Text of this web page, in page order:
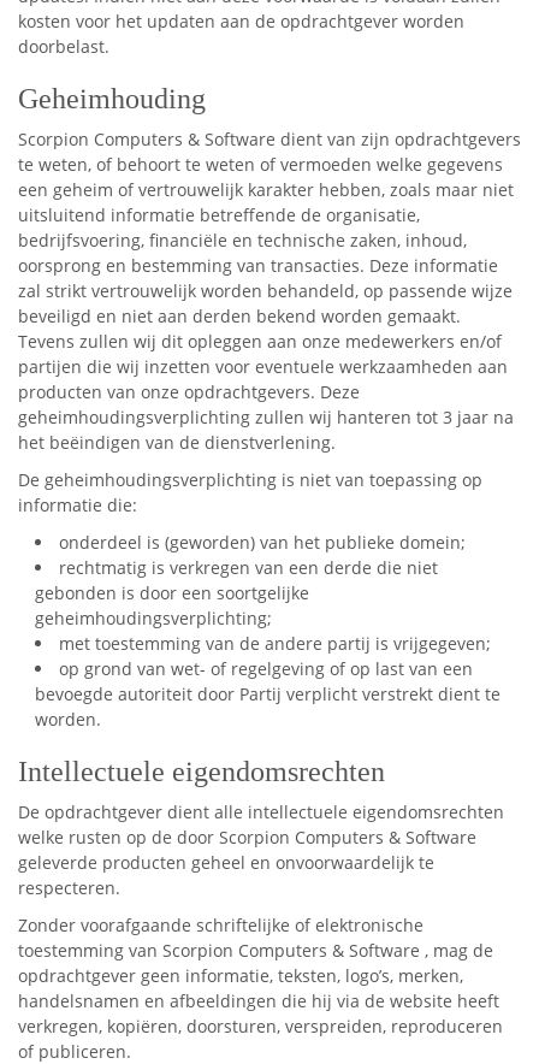
kosten voor het updaten aan de opdrachtgever worden
doorbelast.
Geheimhouding
Scorpion Computers & Software dient van zijn opdrachtgevers
te weten, of behoort te weten of vermoeden welke gegevens
een geheim of vertrouwelijk karakter hebben, zoals maar niet
uitsluitend informatie betreffende de organisatie,
bedrijfsvoering, financiële en technische zaken, inhoud,
oorsprong en bestemming van transacties. Deze informatie
zal strikt vertrouwelijk worden behandeld, op passende wijze
beveiligd en niet aan derden bekend worden gemaakt.
Tevens zullen wij dit opleggen aan onze medewerkers en/of
partijen die wij inzetten voor eventuele werkzaamheden aan
producten van onze opdrachtgevers. Deze
geheimhoudingsverplichting zullen wij hanteren tot 3 jaar na
het beëindigen van de dienstverlening.
De geheimhoudingsverplichting is niet van toepassing op
informatie die:
onderdeel is (geworden) van het publieke domein;
rechtmatig is verkregen van een derde die niet
gebonden is door een soortgelijke
geheimhoudingsverplichting;
met toestemming van de andere partij is vrijgegeven;
op grond van wet- of regelgeving of op last van een
bevoegde autoriteit door Partij verplicht verstrekt dient te
worden.
Intellectuele eigendomsrechten
De opdrachtgever dient alle intellectuele eigendomsrechten
welke rusten op de door Scorpion Computers & Software
geleverde producten geheel en onvoorwaardelijk te
respecteren.
Zonder voorafgaande schriftelijke of elektronische
toestemming van Scorpion Computers & Software , mag de
opdrachtgever geen informatie, teksten, logo’s, merken,
handelsnamen en afbeeldingen die hij via de website heeft
verkregen, kopiëren, doorsturen, verspreiden, reproduceren
of publiceren.